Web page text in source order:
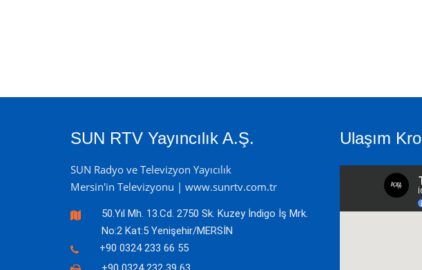
SUN RTV Yayıncılık A.Ş.
SUN Radyo ve Televizyon Yayıcılık
Mersin'in Televizyonu | www.sunrtv.com.tr
50.Yıl Mh. 13.Cd. 2750 Sk. Kuzey İndigo İş Mrk.
No:2 Kat:5 Yenişehir/MERSİN
+90 0324 233 66 55
Ulaşım